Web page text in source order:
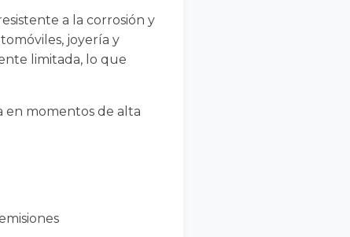
a la corrosión y
joyería y
limitada, lo que
en momentos de alta